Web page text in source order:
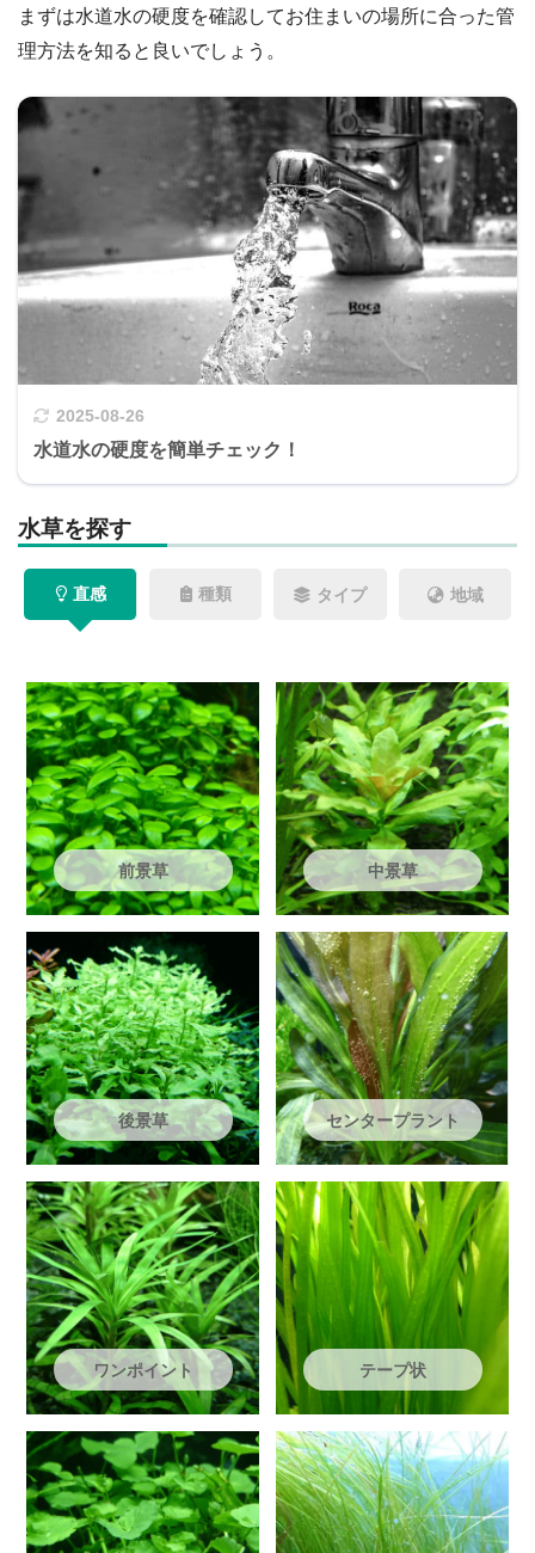
まずは水道水の硬度を確認してお住まいの場所に合った管
理方法を知ると良いでしょう。
2025-08-26
水道水の硬度を簡単チェック！
水草を探す
直感 種類 タイプ 地域
前景草 中景草
後景草 センタープラント
ワンポイント テープ状